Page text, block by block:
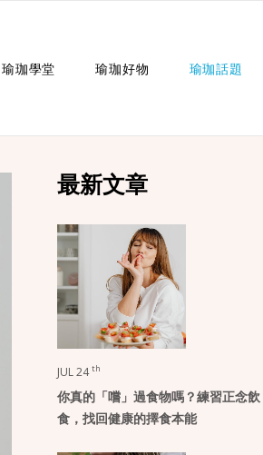
瑜珈學堂
日常瑜珈
瑜珈好物
瑜珈墊
瑜珈服
瑜珈輔具
生活選品
課程/活動
瑜珈話題
最新文章
JUL 24 th
你真的「嚐」過食物嗎？練習正念飲
食，找回健康的擇食本能